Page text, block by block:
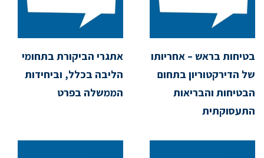
בטיחות בראש – אחריותו
של הדירקטוריון בתחום
הבטיחות והבריאות
התעסוקתית
אתגרי הביקורת בתחומי
הליבה בכלל, וביחידות
הממשלה בפרט